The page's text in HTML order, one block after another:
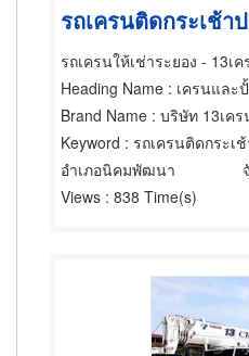
รถเครนติดกระเช้า
รถเครนให้เช่าระยอง - 13เ
Heading Name : เครนและปั้นจั่น,บริการติ
Brand Name : บริษัท 13เค
Keyword : รถเครนติดกระเ
อำเภอนิคมพัฒนา
Views : 838 Time(s)